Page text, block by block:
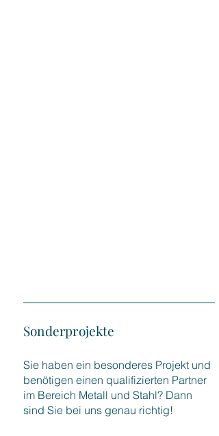
Sonderprojekte
Sie haben ein besonderes Projekt und
benötigen einen qualifizierten Partner
im Bereich Metall und Stahl? Dann
sind Sie bei uns genau richtig!